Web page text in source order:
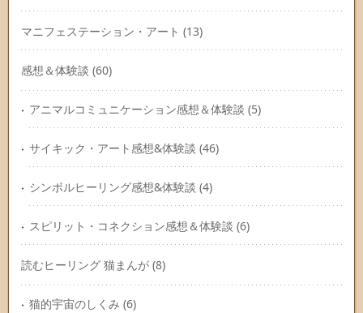
マニフェステーション・アート (13)
感想＆体験談 (60)
アニマルコミュニケーション感想＆体験談 (5)
サイキック・アート感想&体験談 (46)
シンボルヒーリング感想&体験談 (4)
スピリット・コネクション感想＆体験談 (6)
読むヒーリング 猫まんが (8)
猫的宇宙のしくみ (6)